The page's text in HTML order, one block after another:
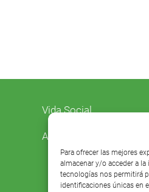
Para ofrecer las mejores
almacenar y/o acceder a
tecnologías nos permitirá
identificaciones únicas en
Vida Social
Agenda